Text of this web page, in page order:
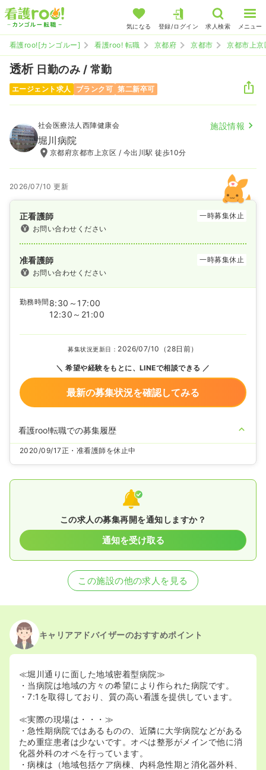
気になる 登録/ログイン 求人検索 メニュー
看護roo![カンゴルー] 看護roo! 転職 京都府 京都市 京都市上京
透析日勤のみ / 常勤
エージェント求人 ブランク可 第二新卒可
社会医療法人西陣健康会 施設情報
堀川病院
京都府京都市上京区 / 今出川駅 徒歩10分
2026/07/10 更新
正看護師
一時募集休止
お問い合わせください
准看護師
一時募集休止
お問い合わせください
勤務時間 8:30～17:00
12:30～21:00
募集状況更新日： 2026/07/10（28日前）
希望や経験をもとに、LINEで相談できる
最新の募集状況を確認してみる
看護roo!転職での募集履歴
2020/09/17正・准看護師を休止中
この求人の募集再開を通知しますか？
通知を受け取る
この施設の他の求人を見る
キャリアアドバイザーのおすすめポイント
≪堀川通りに面した地域密着型病院≫
・当病院は地域の方々の希望により作られた病院です。
・7:1を取得しており、質の高い看護を提供しています。
≪実際の現場は・・・≫
・急性期病院ではあるものの、近隣に大学病院などがある
ため重症患者は少ないです。オペは整形がメインで他に消
化器外科のオペを行っています。
・病棟は（地域包括ケア病棟、内科急性期と消化器外科、